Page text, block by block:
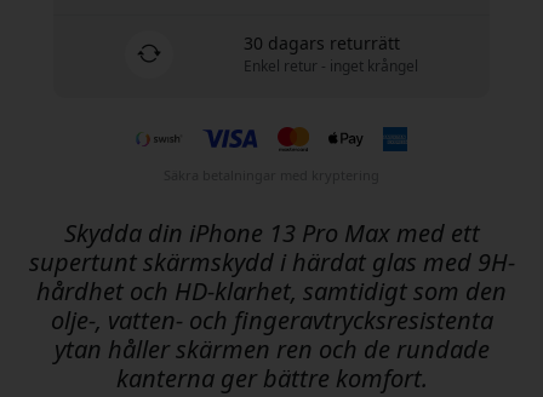
30 dagars returrätt
Enkel retur - inget krångel
Skydda din iPhone 13 Pro Max med ett
supertunt skärmskydd i härdat glas med 9H-
hårdhet och HD-klarhet, samtidigt som den
olje-, vatten- och fingeravtrycksresistenta
ytan håller skärmen ren och de rundade
kanterna ger bättre komfort.